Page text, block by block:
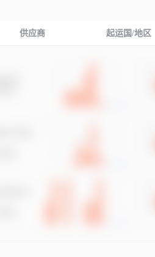
供应商 起运国/地区